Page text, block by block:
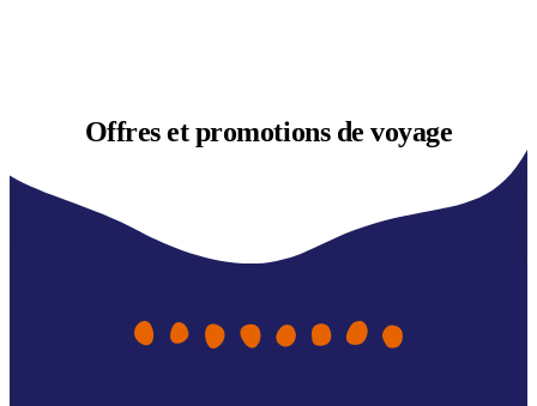
Offres etpromotions de voyage